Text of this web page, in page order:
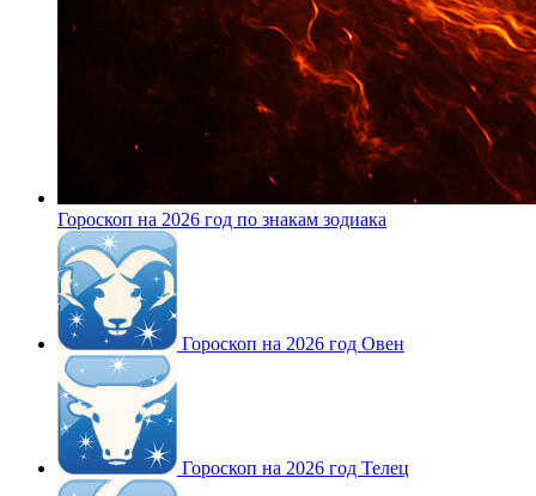
Гороскоп на 2026 год по знакам зодиака
Гороскоп на 2026 год Овен
Гороскоп на 2026 год Телец